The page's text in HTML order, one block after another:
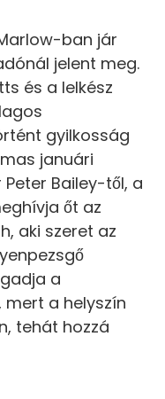
ban jár
jelent meg.
és a lelkész
gyilkosság
januári
Bailey-től, a
őt az
aki szeret az
a
a helyszín
tehát hozzá